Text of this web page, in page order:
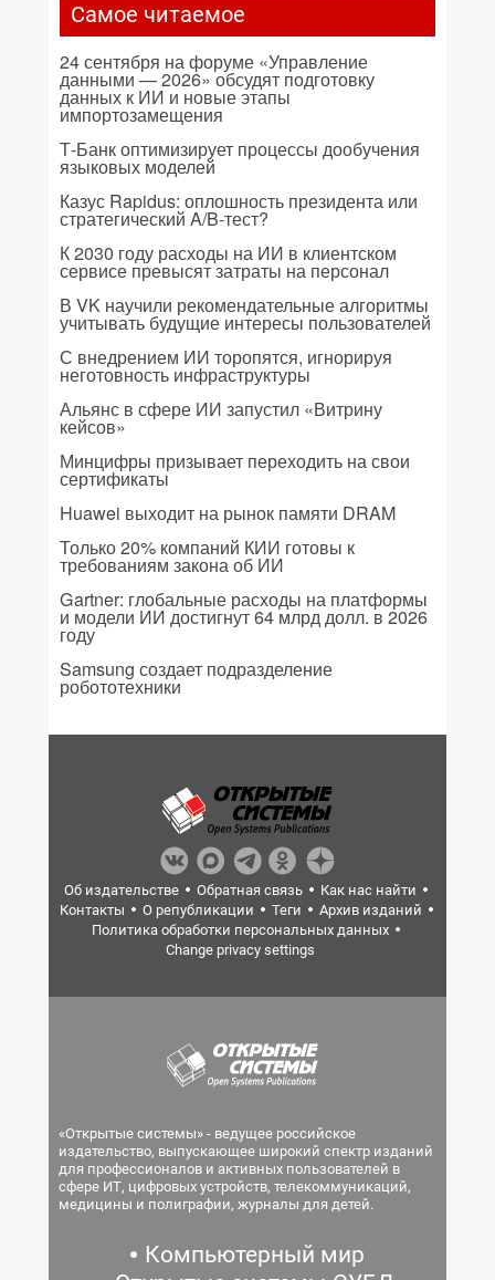
Самое читаемое
24 сентября на форуме «Управление
данными — 2026» обсудят подготовку
данных к ИИ и новые этапы
импортозамещения
Т-Банк оптимизирует процессы дообучения
языковых моделей
Казус Rapidus: оплошность президента или
стратегический A/B-тест?
К 2030 году расходы на ИИ в клиентском
сервисе превысят затраты на персонал
В VK научили рекомендательные алгоритмы
учитывать будущие интересы пользователей
С внедрением ИИ торопятся, игнорируя
неготовность инфраструктуры
Альянс в сфере ИИ запустил «Витрину
кейсов»
Минцифры призывает переходить на свои
сертификаты
Huawei выходит на рынок памяти DRAM
Только 20% компаний КИИ готовы к
требованиям закона об ИИ
Gartner: глобальные расходы на платформы
и модели ИИ достигнут 64 млрд долл. в 2026
году
Samsung создает подразделение
робототехники
Об издательстве Обратная связь
Как нас найти
Контакты
О републикации Теги
Архив изданий
Политика обработки персональных данных
Change privacy settings
«Открытые системы» - ведущее российское
издательство, выпускающее широкий спектр изданий
для профессионалов и активных пользователей в
сфере ИТ, цифровых устройств, телекоммуникаций,
медицины и полиграфии, журналы для детей.
Компьютерный мир